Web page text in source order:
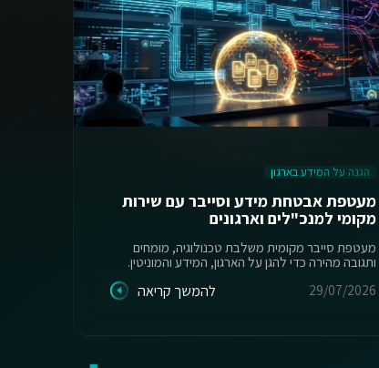
הגנה על המידע בארגון
מעטפת אבטחת מידע וסייבר עם שירות
מקומי למנכ"לים וארגונים
מעטפת סייבר מקומית משלבת טכנולוגיה, מומחים
ותגובה מהירה כדי להגן על הארגון, המידע והמוניטין.
29/07/2026
להמשך קריאה